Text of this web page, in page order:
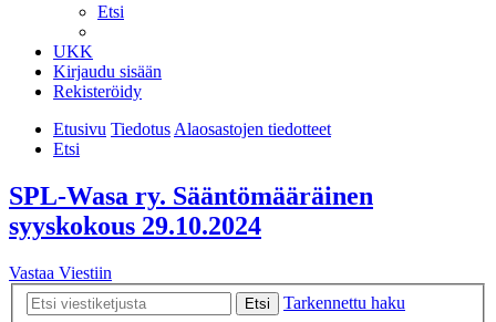
Etsi
UKK
Kirjaudu sisään
Rekisteröidy
Etusivu TiedotusAlaosastojen tiedotteet
Etsi
SPL-Wasa ry. Sääntömääräinen
syyskokous 29.10.2024
Vastaa Viestiin
Etsi
Tarkennettu haku